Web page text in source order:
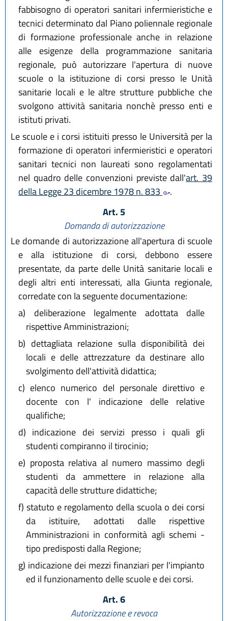
fabbisogno di operatori sanitari infermieristiche e
tecnici determinato dal Piano poliennale regionale
di formazione professionale anche in relazione
alle esigenze della programmazione sanitaria
regionale, può autorizzare l'apertura di nuove
scuole o la istituzione di corsi presso le Unità
sanitarie locali e le altre strutture pubbliche che
svolgono attività sanitaria nonchè presso enti e
istituti privati.
Le scuole e i corsi istituiti presso le Università per la
formazione di operatori infermieristici e operatori
sanitari tecnici non laureati sono regolamentati
nel quadro delle convenzioni previste dall'art. 39
della Legge 23 dicembre 1978 n. 833
.
Art. 5
Domanda di autorizzazione
Le domande di autorizzazione all'apertura di scuole
e alla istituzione di corsi, debbono essere
presentate, da parte delle Unità sanitarie locali e
degli altri enti interessati, alla Giunta regionale,
corredate con la seguente documentazione:
a) deliberazione legalmente adottata dalle
rispettive Amministrazioni;
b) dettagliata relazione sulla disponibilità dei
locali e delle attrezzature da destinare allo
svolgimento dell'attività didattica;
c) elenco numerico del personale direttivo e
docente con l' indicazione delle relative
qualifiche;
d) indicazione dei servizi presso i quali gli
studenti compiranno il tirocinio;
e) proposta relativa al numero massimo degli
studenti da ammettere in relazione alla
capacità delle strutture didattiche;
f) statuto e regolamento della scuola o dei corsi
da istituire, adottati dalle rispettive
Amministrazioni in conformità agli schemi -
tipo predisposti dalla Regione;
g) indicazione dei mezzi finanziari per l'impianto
ed il funzionamento delle scuole e dei corsi.
Art. 6
Autorizzazione e revoca